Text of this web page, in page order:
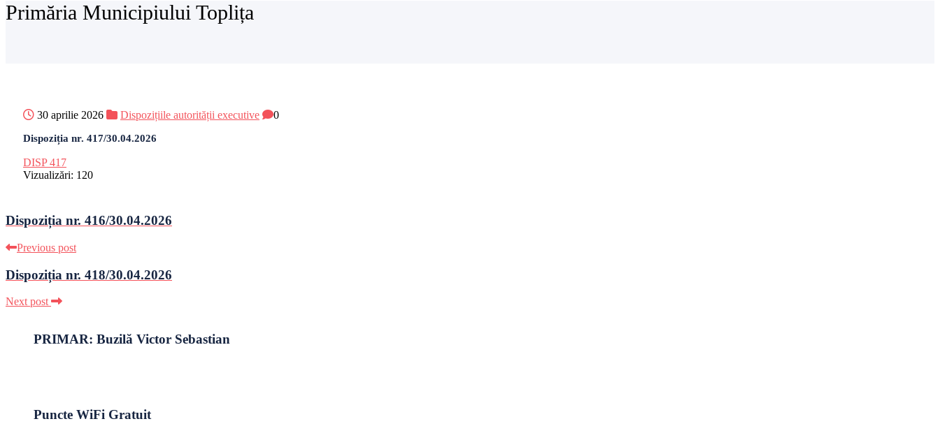
Primăria Municipiului Toplița
30 aprilie 2026 Dispozițiile autorității executive 0
Dispoziția nr. 417/30.04.2026
DISP 417
Vizualizări: 120
Dispoziția nr. 416/30.04.2026
Previous post
Dispoziția nr. 418/30.04.2026
Next post
PRIMAR: Buzilă Victor Sebastian
Puncte WiFi Gratuit